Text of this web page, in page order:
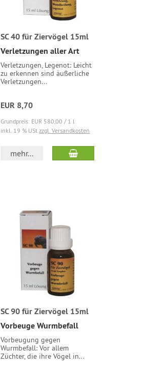
SC 40 für Ziervögel 15ml
Verletzungen aller Art
Verletzungen, Legenot: Leicht
zu erkennen sind äußerliche
Verletzungen...
EUR 8,70
Grundpreis: EUR 580,00 / 1 l
inkl. 19 % UStzzgl. Versandkosten
mehr...
SC 90 für Ziervögel 15ml
Vorbeuge Wurmbefall
Vorbeugung gegen
Wurmbefall: Vor allem
Züchter, die ihre Vögel in...